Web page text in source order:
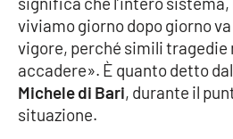
Leggendo Alvaro insieme
Imprese Di Calabria
Le perfidie di Antonella
viviamo giorno dopo giorno
vigore, perché simili tragedie
accadere». È quanto detto dal
Michele di Bari, durante il
situazione.